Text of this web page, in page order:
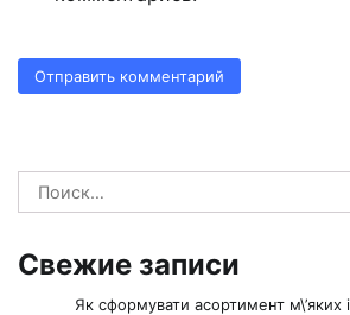
Найти:
Свежие записи
Як сформувати асортимент м\’яких